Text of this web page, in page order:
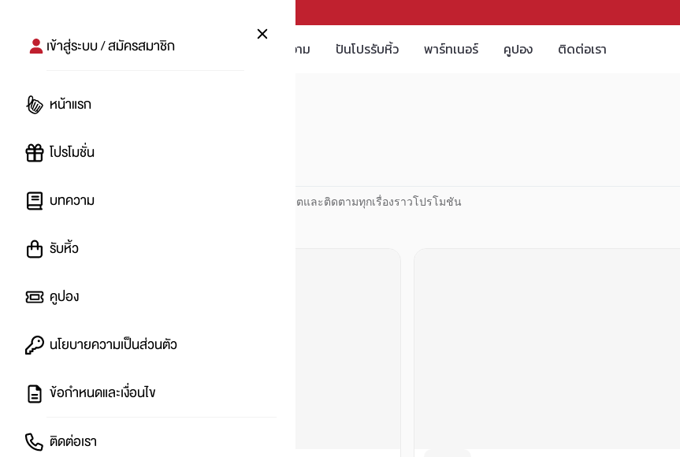
บทความ ปันโปรรับหิ้ว พาร์ทเนอร์ คูปอง ติดต่อเรา
เข้าสู่ระบบ / สมัครสมาชิก
หน้าแรก
โปรโมชั่น
บทความ
รับหิ้ว
คูปอง
นโยบายความเป็นส่วนตัว
ข้อกำหนดและเงื่อนไข
ติดต่อเรา
#
ปันโปร PUNPRO ที่ 1 ด้านโปรโมชัน อัปเดตและติดตามทุกเรื่องราวโปรโมชัน